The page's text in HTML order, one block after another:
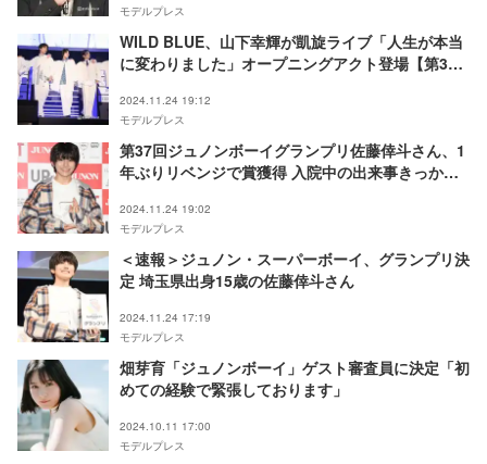
モデルプレス
WILD BLUE、山下幸輝が凱旋ライブ「人生が本当
に変わりました」オープニングアクト登場【第37
2024.11.24 19:12
モデルプレス
第37回ジュノンボーイグランプリ佐藤倖斗さん、1
年ぶりリベンジで賞獲得 入院中の出来事きっかけ
2024.11.24 19:02
モデルプレス
＜速報＞ジュノン・スーパーボーイ、グランプリ決
定 埼玉県出身15歳の佐藤倖斗さん
2024.11.24 17:19
モデルプレス
畑芽育「ジュノンボーイ」ゲスト審査員に決定「初
めての経験で緊張しております」
2024.10.11 17:00
モデルプレス